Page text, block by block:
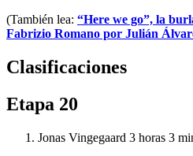
(También lea: “Here we go”, la
Fabrizio Romano por Julián
Clasificaciones
Etapa 20
Jonas Vingegaard 3 horas 3